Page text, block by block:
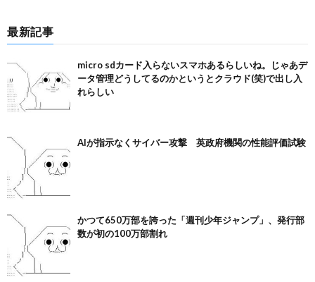
最新記事
micro sdカード入らないスマホあるらしいね。じゃあデ
ータ管理どうしてるのかというとクラウド(笑)で出し入
れらしい
AIが指示なくサイバー攻撃 英政府機関の性能評価試験
かつて650万部を誇った「週刊少年ジャンプ」、発行部
数が初の100万部割れ